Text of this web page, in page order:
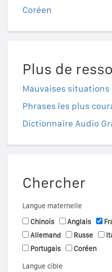
Coréen
Plus de
Mauvaises situations
Phrases les plus
Dictionnaire Audio
Chercher
Langue maternelle
Chinois
Anglais
Allemand
Russe
Portugais
Coréen
Langue cible